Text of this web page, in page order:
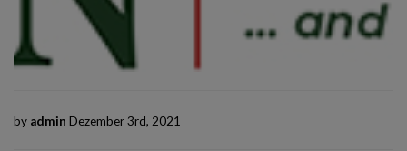
by admin Dezember 3rd, 2021